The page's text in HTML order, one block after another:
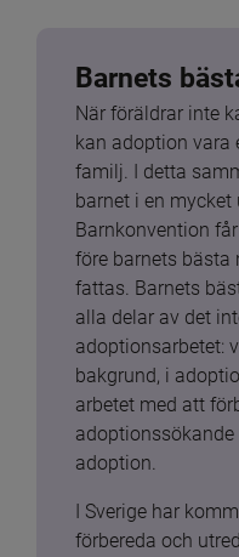
Barnets
När föräldrar inte
kan adoption vara
familj. I detta
barnet i en
Barnkonvention
före barnets bästa
fattas. Barnets
alla delar av det
adoptionsarbetet:
bakgrund, i
arbetet med att
adoption.
I Sverige har
förbereda och